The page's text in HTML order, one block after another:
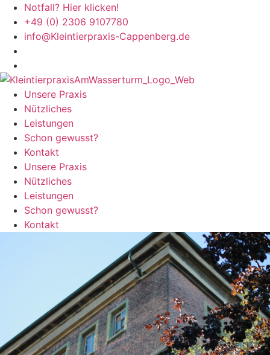
Zum
Inhalt
springen
Notfall? Hier klicken!
+49 (0) 2306 9107780
info@Kleintierpraxis-Cappenberg.de
Unsere Praxis
Nützliches
Leistungen
Schon gewusst?
Kontakt
Unsere Praxis
Nützliches
Leistungen
Schon gewusst?
Kontakt